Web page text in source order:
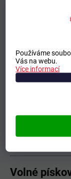
Používáme
Vás na webu.
Více informací
obrázek lze
vlastní
při
písku
Volné